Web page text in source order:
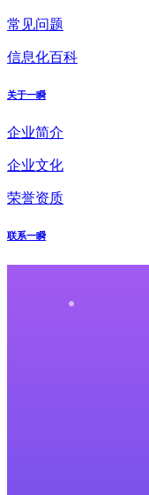
常见问题
信息化百科
关于一瞬
企业简介
企业文化
荣誉资质
联系一瞬